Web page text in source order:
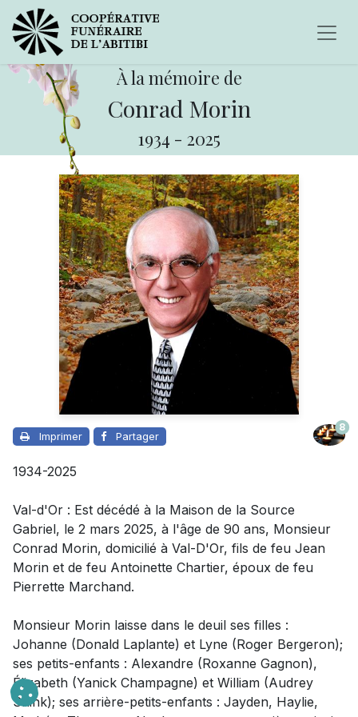
À la mémoire de
Conrad Morin
1934 - 2025
Imprimer Partager
8
1934-2025
Val-d'Or : Est décédé à la Maison de la Source
Gabriel, le 2 mars 2025, à l'âge de 90 ans, Monsieur
Conrad Morin, domicilié à Val-D'Or, fils de feu Jean
Morin et de feu Antoinette Chartier, époux de feu
Pierrette Marchand.
Monsieur Morin laisse dans le deuil ses filles :
Johanne (Donald Laplante) et Lyne (Roger Bergeron);
ses petits-enfants : Alexandre (Roxanne Gagnon),
Élizabeth (Yanick Champagne) et William (Audrey
Shink); ses arrière-petits-enfants : Jayden, Haylie,